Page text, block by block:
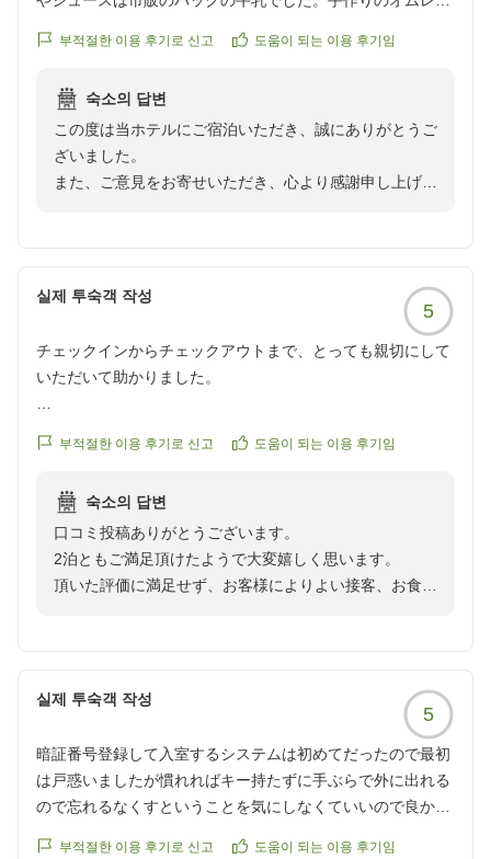
厳島いろは 支配人 山口
ページに記載されているようなものとは全く異なりました。
부적절한 이용 후기로 신고 도움이 되는 이용 후기임
숙소의 답변
この度は当ホテルにご宿泊いただき、誠にありがとうご
ざいました。
また、ご意見をお寄せいただき、心より感謝申し上げま
しました。一方で、朝食がお客様のご期待にお応えでき
なかった点については、大変申し訳ございませんでし
た。特に、手作りのオムレツやパンの品質、牛乳やジュ
ースの提供方法など、いただいたご指摘を真摯に受け止
また、ホームページに記載されている内容と実際の提供
上げます。お客様に信頼いただける情報提供を行うべ
く、即座に見直しを進めてまいります。
貴重なご意見を賜り、誠にありがとうございます。
またのご来館を心よりお待ち申し上げております。
この度は貴重なお時間を割いてご意見をお聞かせいただ
き、誠にありがとうございました。
실제 투숙객 작성
5
チェックインからチェックアウトまで、とっても親切にして
いただいて助かりました。
動しました。
ラウンジ、お部屋の広さ、和の美、窓からの眺め、お風呂、
朝食.....
何から何まで最高でした！
부적절한 이용 후기로 신고 도움이 되는 이용 후기임
숙소의 답변
口コミ投稿ありがとうございます。
2泊ともご満足頂けたようで大変嬉しく思います。
頂いた評価に満足せず、お客様によりよい接客、お食事
실제 투숙객 작성
5
暗証番号登録して入室するシステムは初めてだったので最初
は戸惑いましたが慣れればキー持たずに手ぶらで外に出れる
ので忘れるなくすということを気にしなくていいので良かっ
부적절한 이용 후기로 신고 도움이 되는 이용 후기임